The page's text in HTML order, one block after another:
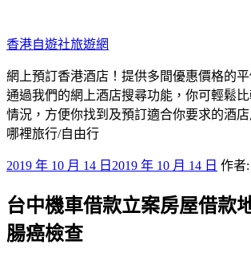
至
主
要
內
容
香港自遊社旅遊網
網上預訂香港酒店！提供多間優惠價格的平
通過我們的網上酒店搜尋功能，你可輕鬆
情況，方便你找到及預訂適合你要求的酒
哪裡旅行/自由行
發
於
2019 年 10 月 14 日 2019 年 10 月 14 日 作者:
台中機車借款立案房屋借款
腸癌檢查